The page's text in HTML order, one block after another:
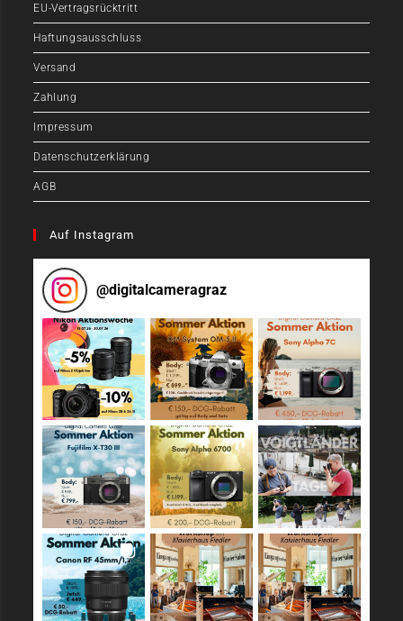
EU-Vertragsrücktritt
Haftungsausschluss
Versand
Zahlung
Impressum
Datenschutzerklärung
AGB
Auf Instagram
@digitalcameragraz